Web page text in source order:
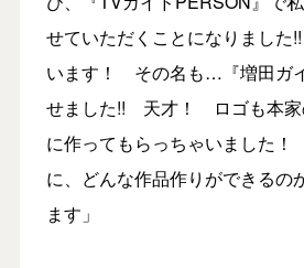
せていただくことになりまし
います！ その名も…『増田ガ
せました!! 天才！ ロゴも本家
に作ってもらっちゃいました
に、どんな作品作りができるの
ます」